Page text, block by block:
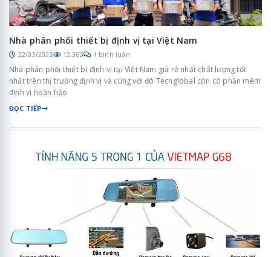
Nhà phân phối thiết bị định vị tại Việt Nam
22/03/2023 12.363 1 bình luận
Nhà phân phối thiết bị định vị tại Việt Nam giá rẻ nhất chất lượng tốt
nhất trên thị trường định vị và cùng với đó Techglobal còn có phần mềm
định vị hoàn hảo
ĐỌC TIẾP